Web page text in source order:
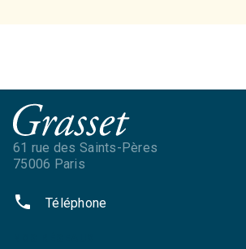
61 rue des Saints-Pères
75006 Paris
phone Téléphone